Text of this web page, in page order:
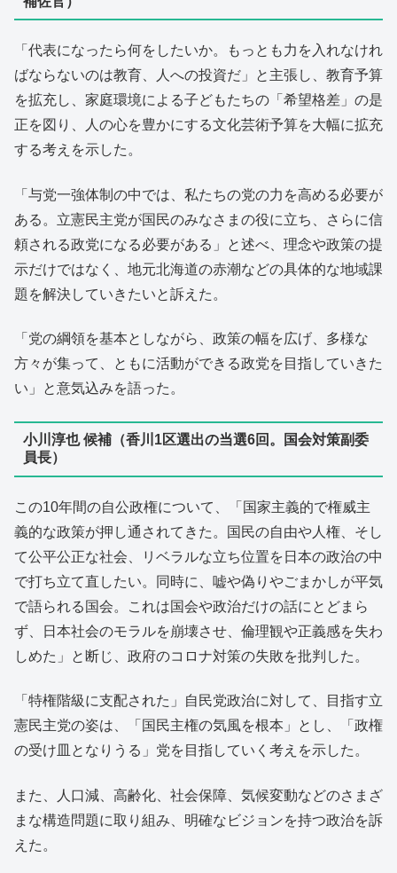
「代表になったら何をしたいか。もっとも力を入れなけれ
ばならないのは教育、人への投資だ」と主張し、教育予算
を拡充し、家庭環境による子どもたちの「希望格差」の是
正を図り、人の心を豊かにする文化芸術予算を大幅に拡充
する考えを示した。
「与党一強体制の中では、私たちの党の力を高める必要が
ある。立憲民主党が国民のみなさまの役に立ち、さらに信
頼される政党になる必要がある」と述べ、理念や政策の提
示だけではなく、地元北海道の赤潮などの具体的な地域課
題を解決していきたいと訴えた。
「党の綱領を基本としながら、政策の幅を広げ、多様な
方々が集って、ともに活動ができる政党を目指していきた
い」と意気込みを語った。
小川淳也 候補（香川1区選出の当選6回。国会対策副委
員長）
この10年間の自公政権について、「国家主義的で権威主
義的な政策が押し通されてきた。国民の自由や人権、そし
て公平公正な社会、リベラルな立ち位置を日本の政治の中
で打ち立て直したい。同時に、嘘や偽りやごまかしが平気
で語られる国会。これは国会や政治だけの話にとどまら
ず、日本社会のモラルを崩壊させ、倫理観や正義感を失わ
しめた」と断じ、政府のコロナ対策の失敗を批判した。
「特権階級に支配された」自民党政治に対して、目指す立
憲民主党の姿は、「国民主権の気風を根本」とし、「政権
の受け皿となりうる」党を目指していく考えを示した。
また、人口減、高齢化、社会保障、気候変動などのさまざ
まな構造問題に取り組み、明確なビジョンを持つ政治を訴
えた。